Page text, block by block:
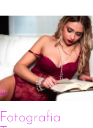
Fotografia